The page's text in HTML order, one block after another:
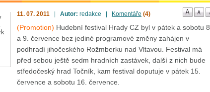
11. 07. 2011 Autor: redakce | Komentáře (4)
(Promotion) Hudební festival Hrady CZ byl v pátek a sobotu 8.
a 9. července bez jediné programové změny zahájen v
podhradí jihočeského Rožmberku nad Vltavou. Festival má
před sebou ještě sedm hradních zastávek, další z nich bude
středočeský hrad Točník, kam festival doputuje v pátek 15.
července a sobotu 16. července.